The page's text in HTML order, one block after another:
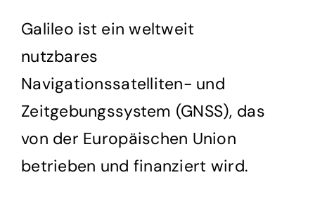
Galileo ist ein weltweit
nutzbares
Navigationssatelliten- und
Zeitgebungssystem (GNSS), das
von der Europäischen Union
betrieben und finanziert wird.